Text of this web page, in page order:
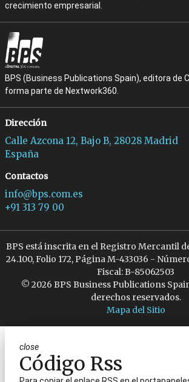
crecimiento empresarial.
BPS (Business Publications Spain), editora de
forma parte de Nextwork360.
Dirección
Calle Azcona 12, Bajo B, 28028 Madrid
España
Contactos
info@bps.com.es
+91 313 79 00
BPS está inscrita en el Registro Mercantil
24.100, Folio 172, Página M-433036 -
Fiscal: B-85062503
© 2026 BPS Business Publications
derechos reservados.
Mapa del Sitio
close
Código Rss